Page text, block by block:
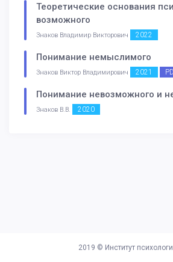
Теоретические основания
возможного
Знаков Владимир Викторович 2022
Понимание немыслимого
Знаков Виктор Владимирович 2021
Понимание невозможного и
Знаков В.В. 2020
2019 © Институт